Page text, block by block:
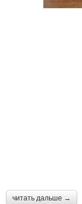
читать дальше →